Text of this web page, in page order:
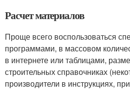
Расчет материалов
Проще всего воспользоваться
программами, в массовом
в интернете или таблицами,
строительных справочниках
производители в инструкциях,